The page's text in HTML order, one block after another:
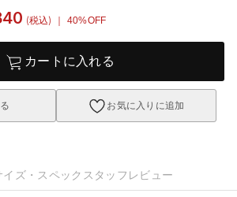
(税込) ｜ 40%OFF
カートに入れる
お気に入りに追加
イズ・スペック スタッフレビュー